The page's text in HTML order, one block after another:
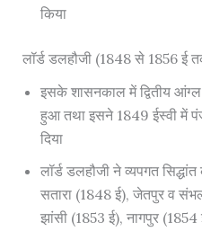
किया
लॉर्ड डलहौजी (1848 से 1856 ई
इसके शासनकाल में द्वितीय
हुआ तथा इसने 1849 ईस्वी में
दिया
लॉर्ड डलहौजी ने व्यपगत
सतारा (1848 ई), जेतपुर व
झांसी (1853 ई), नागपुर (1854